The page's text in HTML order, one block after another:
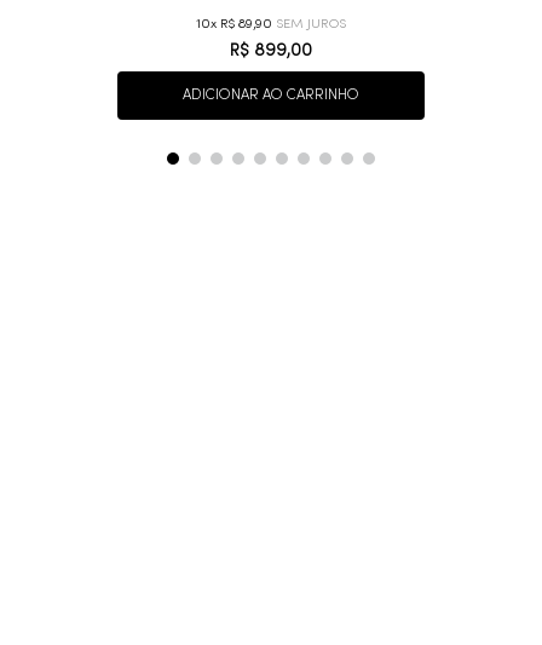
10 R$ 89,90
R$ 899,00
ADICIONAR AO CARRINHO